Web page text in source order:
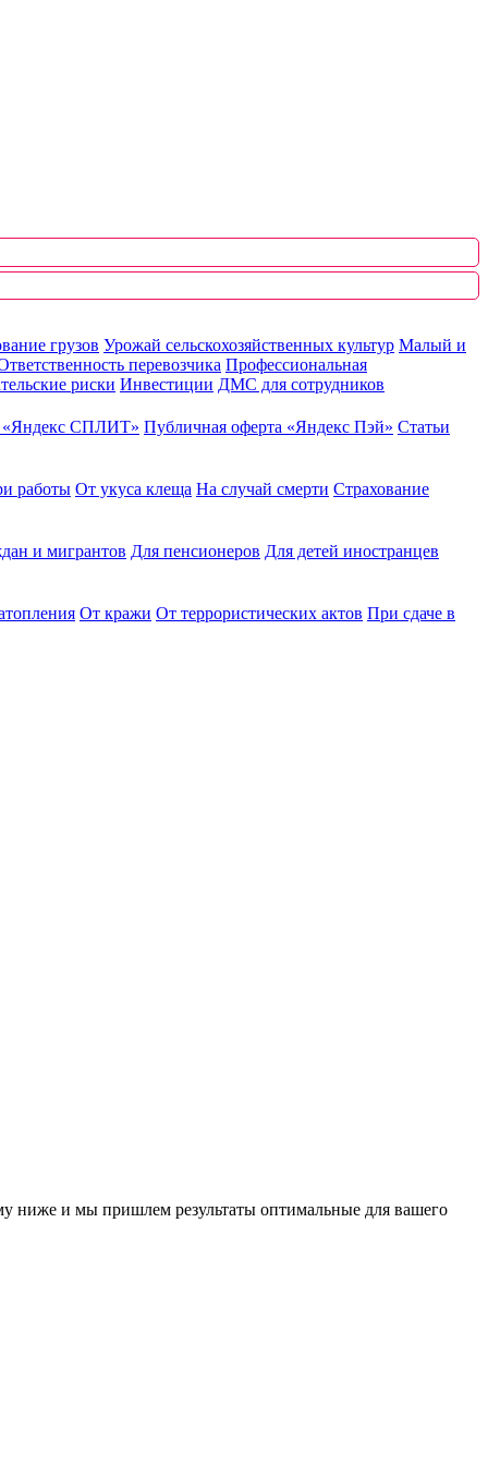
грузов Урожай сельскохозяйственных культур Малый и
перевозчика Профессиональная
риски Инвестиции ДМС для сотрудников
«Яндекс СПЛИТ» Публичная оферта «Яндекс Пэй» Статьи
работы От укуса клеща На случай смерти Страхование
и мигрантов Для пенсионеров Для детей иностранцев
От кражи От террористических актов При сдаче в
ниже и мы пришлем результаты оптимальные для вашего